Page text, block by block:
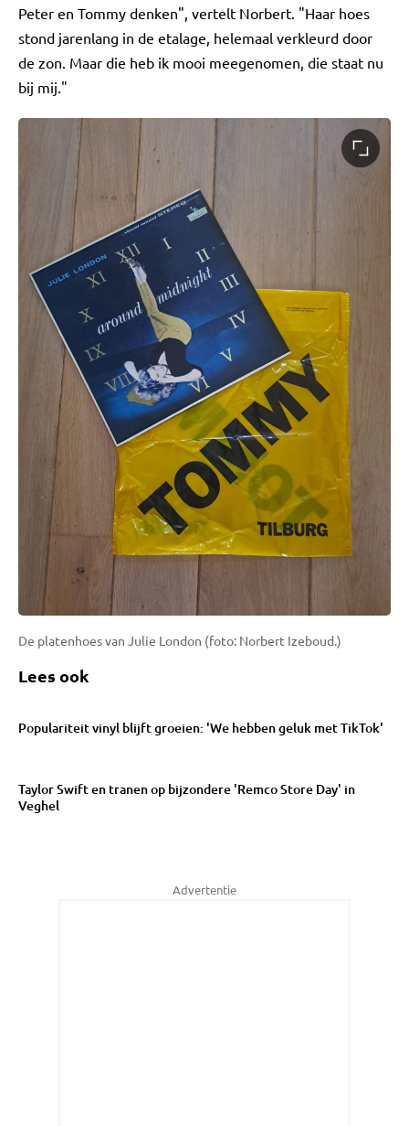
Peter en Tommy denken", vertelt Norbert. "Haar hoes
stond jarenlang in de etalage, helemaal verkleurd door
de zon. Maar die heb ik mooi meegenomen, die staat nu
bij mij."
De platenhoes van Julie London (foto: Norbert Izeboud.)
Lees ook
Populariteit vinyl blijft groeien: 'We hebben geluk met TikTok'
Taylor Swift en tranen op bijzondere 'Remco Store Day' in
Veghel
Advertentie